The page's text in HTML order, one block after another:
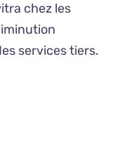
chez les
services tiers.